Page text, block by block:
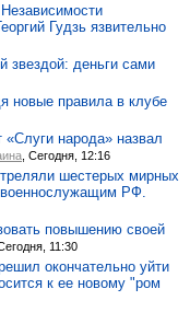
Гудзь язвительно
звездой: деньги сами
новые правила в клубе
народа» назвал
, Сегодня, 12:16
шестерых мирных
военнослужащим РФ.
повышению своей
11:30
окончательно уйти
к ее новому "ром